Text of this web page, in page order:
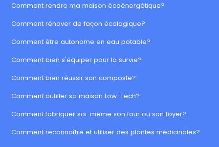
Comment rendre ma maison écoénergétique?
Comment rénover de façon écologique?
Comment être autonome en eau potable?
Comment bien s'équiper pour la survie?
Comment bien réussir son composte?
Comment outiller sa maison Low-Tech?
Comment fabriquer soi-même son four ou son foyer?
Comment reconnaître et utiliser des plantes médicinales?